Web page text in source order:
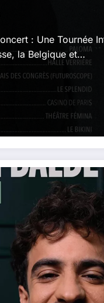
: Une Tournée
la Belgique et…